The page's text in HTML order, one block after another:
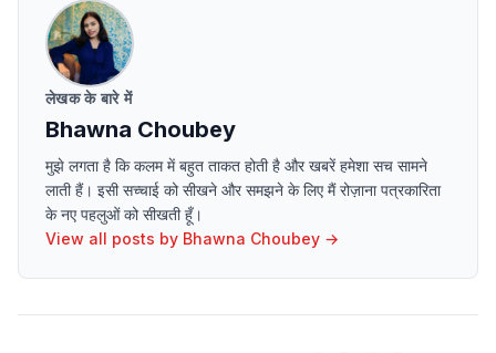
लेखक के बारे में
Bhawna Choubey
मुझे लगता है कि कलम में बहुत ताकत होती है और खबरें हमेशा सच सामने
लाती हैं। इसी सच्चाई को सीखने और समझने के लिए मैं रोज़ाना पत्रकारिता
के नए पहलुओं को सीखती हूँ।
View all posts by Bhawna Choubey →